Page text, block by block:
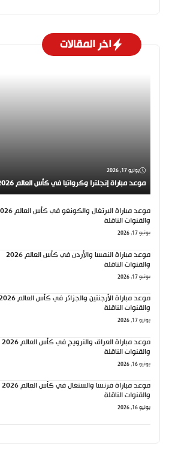
اخر المقالات
يونيو 17, 2026
موعد مباراة إنجلترا وكرواتيا في كأس العالم 2026 والقنوات الناقلة
موعد مباراة البرتغال والكونغو في كأس العالم 2026
والقنوات الناقلة
يونيو 17, 2026
موعد مباراة النمسا والأردن في كأس العالم 2026
والقنوات الناقلة
يونيو 17, 2026
موعد مباراة الأرجنتين والجزائر في كأس العالم 2026
والقنوات الناقلة
يونيو 17, 2026
موعد مباراة العراق والنرويج في كأس العالم 2026
والقنوات الناقلة
يونيو 16, 2026
موعد مباراة فرنسا والسنغال في كأس العالم 2026
والقنوات الناقلة
يونيو 16, 2026